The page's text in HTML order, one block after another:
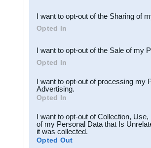
Downstream Participants
third parties.
I want to opt-out of the Sharing of
Opted In
I want to opt-out of the Sale of my
Opted In
I want to opt-out of processing my
Advertising.
Opted In
I want to opt-out of Collection,
of my Personal Data that Is
it was collected.
Opted Out